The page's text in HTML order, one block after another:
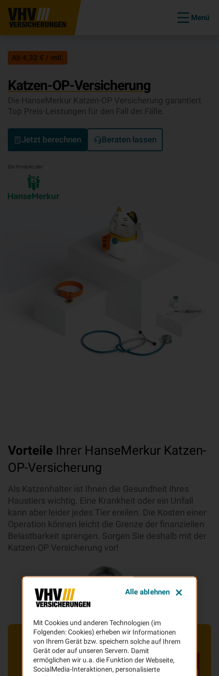
Menü
Ab 4,32 € / mtl.
Katzen-OP-Versicherung
Die HanseMerkur Katzen-OP Versicherung garantiert
Top Preis-Leistungen für den Fall der Fälle.
Jetzt berechnen Beraten lassen
Vorteile Ihrer HanseMerkur Katzen-
OP-Versicherung
Als Katzenhalter ist Ihnen die Gesundheit Ihres
Haustiers wichtig. Eine Krankheit oder ein Unfall
kann aber leider jedes Tier ereilen. Die Kosten einer
Operation können leicht die Grenze der finanziellen
Belastbarkeit sprengen. Sorgen Sie deshalb mit der
Katzen-OP Versicherung vor!
Mit Cookies und anderen Technologien (im
Folgenden: Cookies) erheben wir Informationen
von Ihrem Gerät bzw. speichern solche auf Ihrem
Gerät oder auf unseren Servern. Damit
ermöglichen wir u.a. die Funktion der Webseite,
SocialMedia-Interaktionen, personalisierte
Alle ablehnen